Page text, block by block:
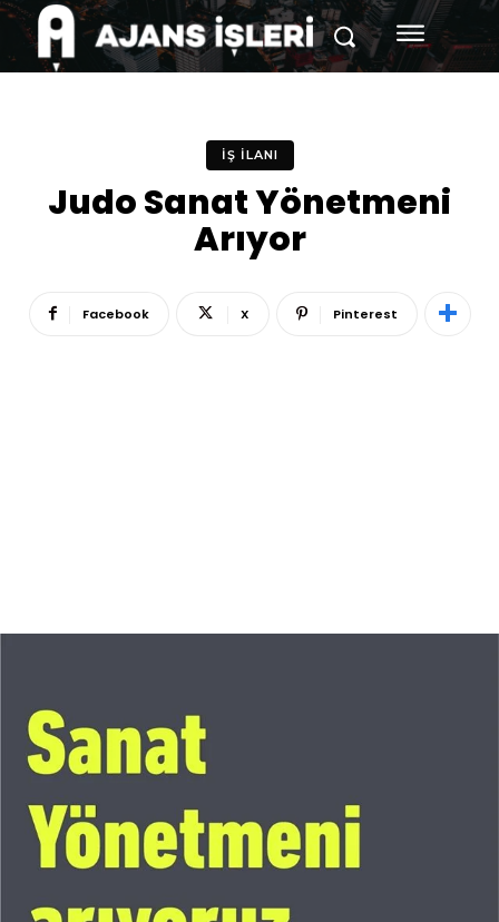
İŞ İLANI
Judo Sanat Yönetmeni
Arıyor
Facebook X Pinterest